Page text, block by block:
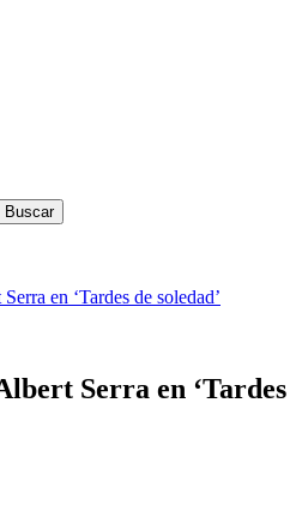
en ‘Tardes de soledad’
Serra en ‘Tardes